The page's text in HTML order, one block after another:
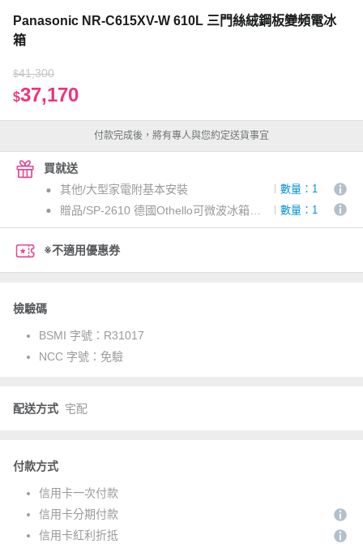
Panasonic NR-C615XV-W 610L 三門絲絨鋼板變頻電冰
箱
$41,300
$37,170
付款完成後，將有專人與您約定送貨事宜
買就送
其他/大型家電附基本安裝
數量：1
數量：1
※不適用優惠券
檢驗碼
BSMI 字號： R31017
NCC 字號： 免驗
配送方式 宅配
付款方式
信用卡一次付款
信用卡分期付款
信用卡紅利折抵